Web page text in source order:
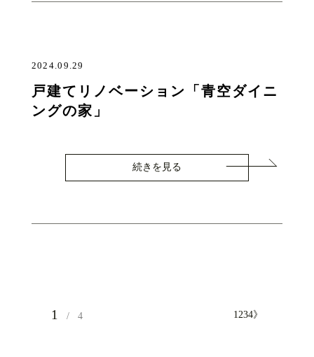
2024.09.29
戸建てリノベーション「青空ダイニ
ングの家」
続きを見る
1 4 1 234》